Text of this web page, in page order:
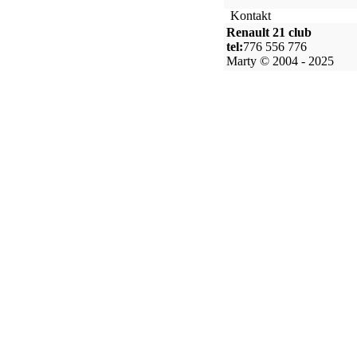
Kontakt
Renault 21 club
tel:776 556 776
Marty © 2004 - 2025